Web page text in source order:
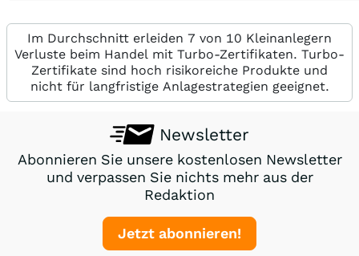
Im Durchschnitt erleiden 7 von 10 Kleinanlegern
Verluste beim Handel mit Turbo-Zertifikaten. Turbo-
Zertifikate sind hoch risikoreiche Produkte und
nicht für langfristige Anlagestrategien geeignet.
Newsletter
Abonnieren Sie unsere kostenlosen Newsletter
und verpassen Sie nichts mehr aus der
Redaktion
Jetzt abonnieren!